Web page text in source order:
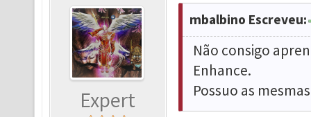
Expert
mbalbino Escreveu:
Não consigo
Enhance.
Possuo as